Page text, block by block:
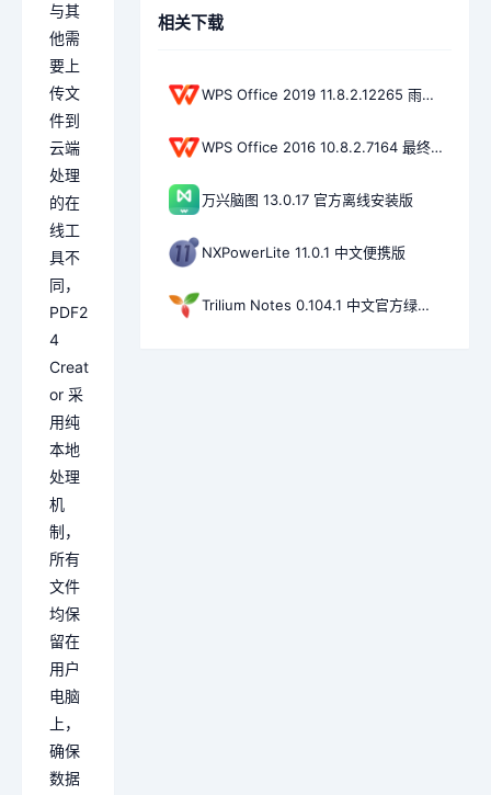
与其
他需
要上
传文
件到
云端
处理
的在
线工
具不
同，
PDF2
4
Creat
or 采
用纯
本地
处理
机
制，
所有
文件
均保
留在
用户
电脑
上，
确保
数据
相关下载
WPS Office 2019 11.8.2.12265 雨糖科技32位安装特别版
WPS Office 2016 10.8.2.7164 最终专业增强MEFCL优化版
万兴脑图 13.0.17 官方离线安装版
NXPowerLite 11.0.1 中文便携版
Trilium Notes 0.104.1 中文官方绿色版